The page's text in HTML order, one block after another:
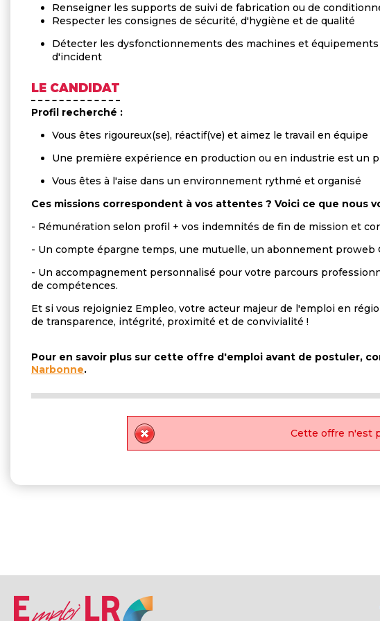
Renseigner les supports de suivi de fabrication ou de
Respecter les consignes de sécurité, d'hygiène et de qualité
Détecter les dysfonctionnements des machines et
d'incident
LE CANDIDAT
Profil recherché :
Vous êtes rigoureux(se), réactif(ve) et aimez le travail en équipe
Une première expérience en production ou en industrie est un
Vous êtes à l'aise dans un environnement rythmé et organisé
Ces missions correspondent à vos attentes ? Voici ce que nous
- Rémunération selon profil + vos indemnités de fin de mission et
- Un compte épargne temps, une mutuelle, un abonnement proweb
- Un accompagnement personnalisé pour votre parcours
de compétences.
Et si vous rejoigniez Empleo, votre acteur majeur de l'emploi en
de transparence, intégrité, proximité et de convivialité !
Pour en savoir plus sur cette offre d'emploi avant de postuler,
Narbonne.
Cette offre n'est